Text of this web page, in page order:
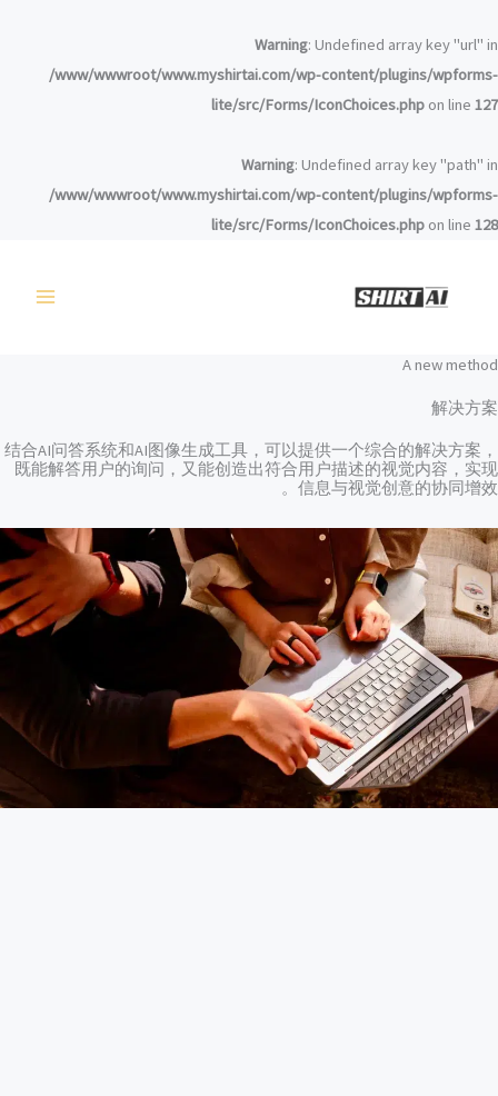
Warning: Undefined array key "url" in
/www/wwwroot/www.myshirtai.com/wp-content/plugins/wpforms-
lite/src/Forms/IconChoices.php on line 127
Warning: Undefined array key "path" in
/www/wwwroot/www.myshirtai.com/wp-content/plugins/wpforms-
lite/src/Forms/IconChoices.php on line 128
إلى
المحتوى
A new method
解决方案
结合AI问答系统和AI图像生成工具，可以提供一个综合的解决方案，
既能解答用户的询问，又能创造出符合用户描述的视觉内容，实现
信息与视觉创意的协同增效。